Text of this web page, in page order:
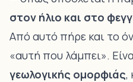
στον ήλιο και στο
Από αυτό πήρε και το
«αυτή που λάμπει».
γεωλογικής ομορφιάς,